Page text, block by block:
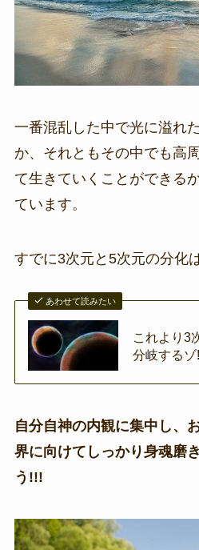
一番混乱した中で光に溢れ
か、それともその中でも高
て生きていくことができる
ています。
すでに3次元と5次元の分化
あわせて読みたい
これより3
分岐するゾ
自分自神の内観に集中し、
界に向けてしっかり身魂磨
う!!!